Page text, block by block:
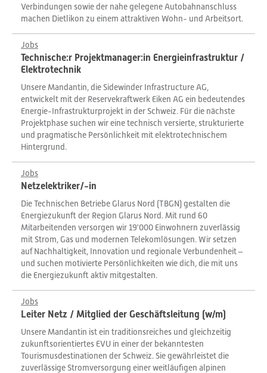
Verbindungen sowie der nahe gelegene Autobahnanschluss
machen Dietlikon zu einem attraktiven Wohn- und Arbeitsort.
Jobs
Technische:r Projektmanager:in Energieinfrastruktur /
Elektrotechnik
Unsere Mandantin, die Sidewinder Infrastructure AG,
entwickelt mit der Reservekraftwerk Eiken AG ein bedeutendes
Energie-Infrastrukturprojekt in der Schweiz. Für die nächste
Projektphase suchen wir eine technisch versierte, strukturierte
und pragmatische Persönlichkeit mit elektrotechnischem
Hintergrund.
Jobs
Netzelektriker/-in
Die Technischen Betriebe Glarus Nord (TBGN) gestalten die
Energiezukunft der Region Glarus Nord. Mit rund 60
Mitarbeitenden versorgen wir 19'000 Einwohnern zuverlässig
mit Strom, Gas und modernen Telekomlösungen. Wir setzen
auf Nachhaltigkeit, Innovation und regionale Verbundenheit –
und suchen motivierte Persönlichkeiten wie dich, die mit uns
die Energiezukunft aktiv mitgestalten.
Jobs
Leiter Netz / Mitglied der Geschäftsleitung (w/m)
Unsere Mandantin ist ein traditionsreiches und gleichzeitig
zukunftsorientiertes EVU in einer der bekanntesten
Tourismusdestinationen der Schweiz. Sie gewährleistet die
zuverlässige Stromversorgung einer weitläufigen alpinen